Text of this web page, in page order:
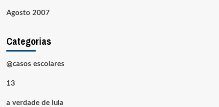
Agosto 2007
Categorias
@casos escolares
13
a verdade de lula